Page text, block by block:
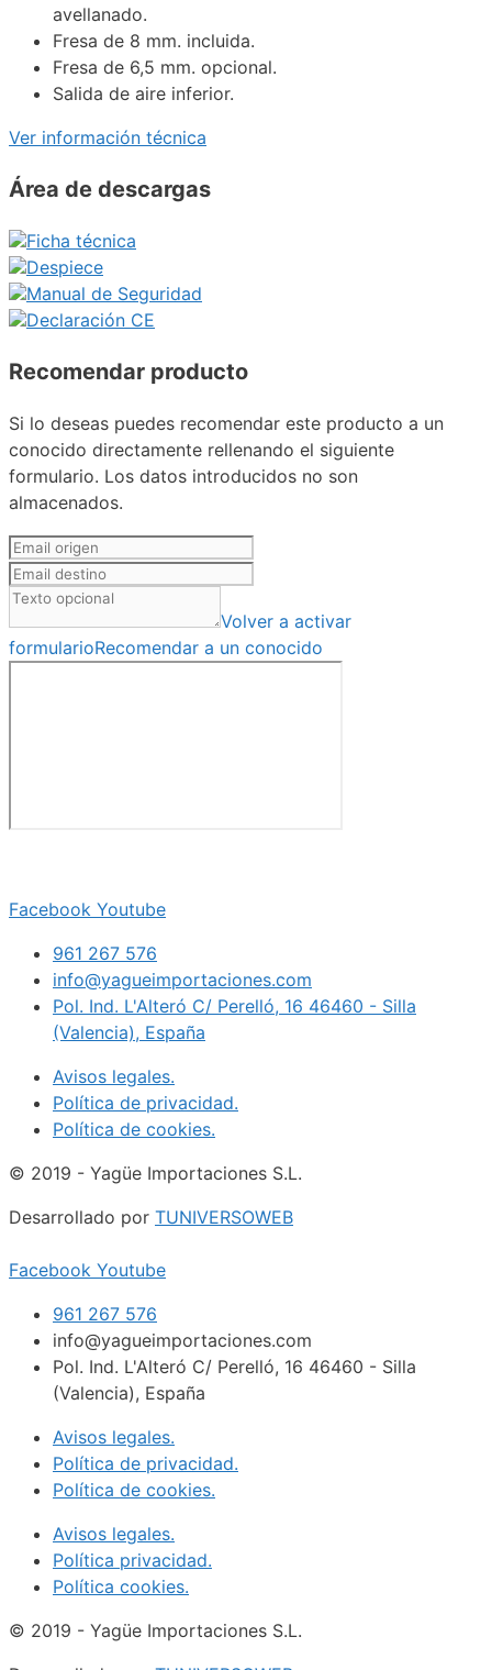
avellanado.
Fresa de 8 mm. incluida.
Fresa de 6,5 mm. opcional.
Salida de aire inferior.
Ver información técnica
Área de descargas
Ficha técnica
Despiece
Manual de Seguridad
Declaración CE
Recomendar producto
Si lo deseas puedes recomendar este producto a un
conocido directamente rellenando el siguiente
formulario. Los datos introducidos no son
almacenados.
Volver a activar
formularioRecomendar a un conocido
Facebook Youtube
961 267 576
info@yagueimportaciones.com
Pol. Ind. L'Alteró C/ Perelló, 16 46460 - Silla
(Valencia), España
Avisos legales.
Política de privacidad.
Política de cookies.
© 2019 - Yagüe Importaciones S.L.
Desarrollado por TUNIVERSOWEB
Facebook Youtube
961 267 576
info@yagueimportaciones.com
Pol. Ind. L'Alteró C/ Perelló, 16 46460 - Silla
(Valencia), España
Avisos legales.
Política de privacidad.
Política de cookies.
Avisos legales.
Política privacidad.
Política cookies.
© 2019 - Yagüe Importaciones S.L.